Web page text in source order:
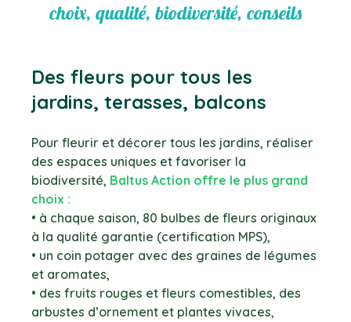
choix, qualité, biodiversité, conseils
Des fleurs pour tous les
jardins, terasses, balcons
Pour fleurir et décorer tous les jardins, réaliser
des espaces uniques et favoriser la
biodiversité, Baltus Action offre le plus grand
choix :
• à chaque saison, 80 bulbes de fleurs originaux
à la qualité garantie (certification MPS),
• un coin potager avec des graines de légumes
et aromates,
• des fruits rouges et fleurs comestibles, des
arbustes d’ornement et plantes vivaces,